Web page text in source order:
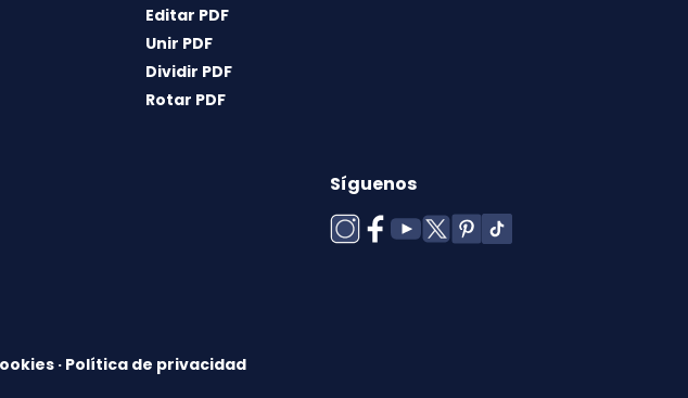
Editar PDF
Unir PDF
Dividir PDF
Rotar PDF
Síguenos
· Política de privacidad